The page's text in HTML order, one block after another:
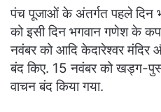
पंच पूजाओं के अंतर्गत पहले दिन
को इसी दिन भगवान गणेश के
नवंबर को आदि केदारेश्वर मंदिर
बंद किए. 15 नवंबर को खड्ग-
वाचन बंद किया गया.